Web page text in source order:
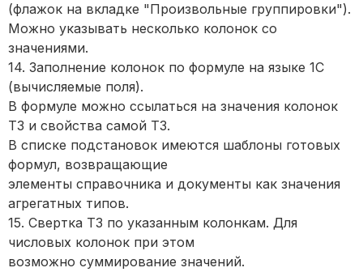
(флажок на вкладке "Произвольные группировки").
Можно указывать несколько колонок со
значениями.
14. Заполнение колонок по формуле на языке 1С
(вычисляемые поля).
В формуле можно ссылаться на значения колонок
ТЗ и свойства самой ТЗ.
В списке подстановок имеются шаблоны готовых
формул, возвращающие
элементы справочника и документы как значения
агрегатных типов.
15. Свертка ТЗ по указанным колонкам. Для
числовых колонок при этом
возможно суммирование значений.